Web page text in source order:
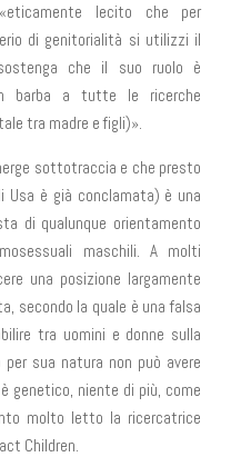
lecito che per
di genitorialità si utilizzi il
che il suo ruolo è
barba a tutte le ricerche
tra madre e figli)».
sottotraccia e che presto
Usa è già conclamata) è una
di qualunque orientamento
maschili. A molti
una posizione largamente
secondo la quale è una falsa
tra uomini e donne sulla
sua natura non può avere
genetico, niente di più, come
molto letto la ricercatrice
Children.